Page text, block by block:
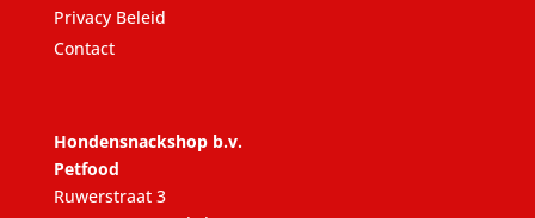
Privacy Beleid
Contact
Hondensnackshop b.v.
Petfood
Ruwerstraat 3